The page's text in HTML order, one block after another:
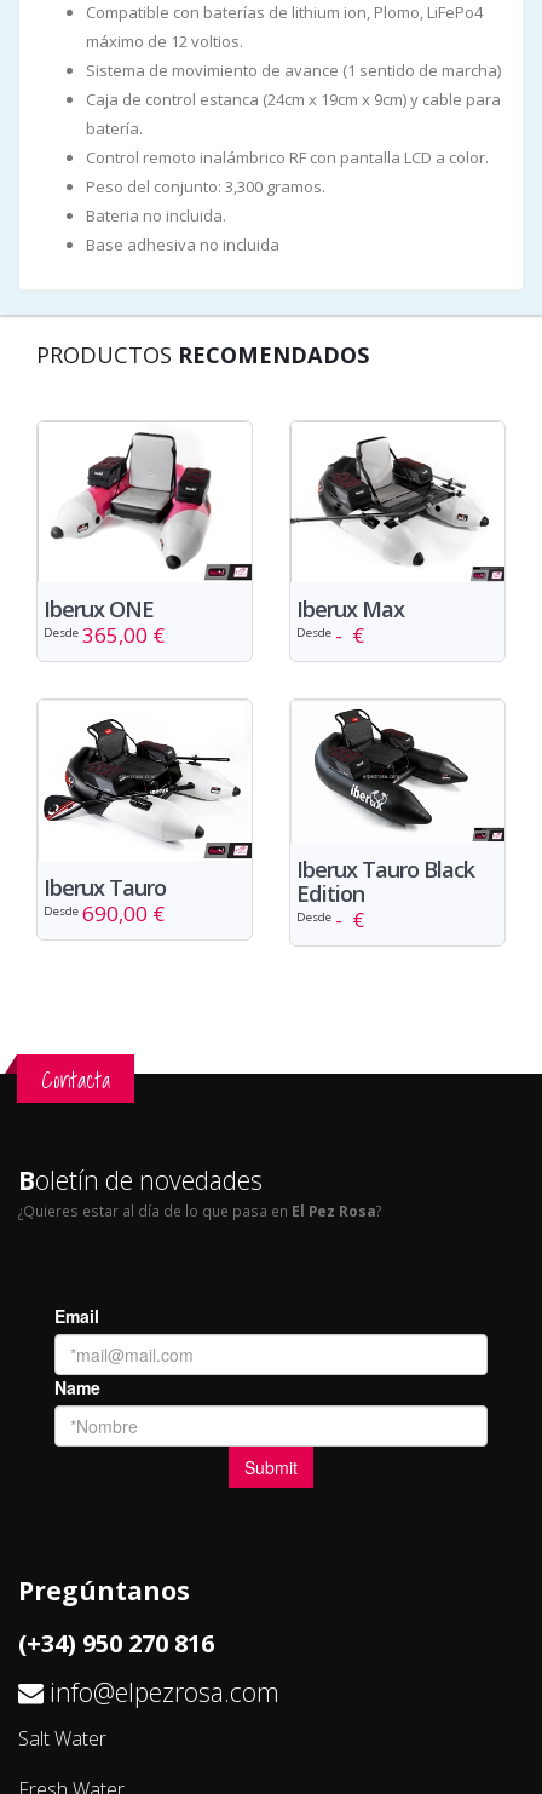
Compatible con baterías de lithium ion, Plomo, LiFePo4
máximo de 12 voltios.
Sistema de movimiento de avance (1 sentido de marcha)
Caja de control estanca (24cm x 19cm x 9cm) y cable para
batería.
Control remoto inalámbrico RF con pantalla LCD a color.
Peso del conjunto: 3,300 gramos.
Bateria no incluida.
Base adhesiva no incluida
PRODUCTOS RECOMENDADOS
Iberux ONE
Desde 365,00 €
Iberux Max
Desde - €
Iberux Tauro
Desde 690,00 €
Iberux Tauro Black
Edition
Desde - €
Contacta
Boletín de novedades
¿Quieres estar al día de lo que pasa en El Pez Rosa?
Pregúntanos
(+34) 950 270 816
info@elpezrosa.com
Salt Water